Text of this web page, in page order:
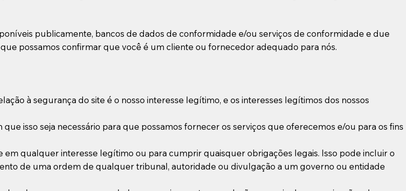
publicamente, bancos de dados de conformidade e/ou serviços de conformidade e due
possamos confirmar que você é um cliente ou fornecedor adequado para nós.
à segurança do site é o nosso interesse legítimo, e os interesses legítimos dos nossos
isso seja necessário para que possamos fornecer os serviços que oferecemos e/ou para os fins
em qualquer interesse legítimo ou para cumprir quaisquer obrigações legais. Isso pode incluir o
de uma ordem de qualquer tribunal, autoridade ou divulgação a um governo ou entidade